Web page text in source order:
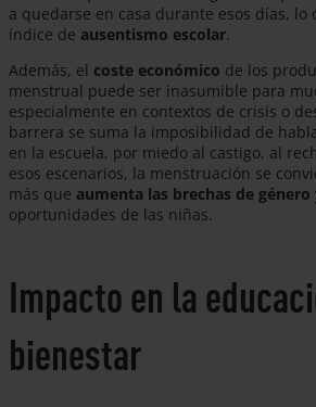
a quedarse en casa durante esos días, lo
índice de ausentismo escolar.
Además, el coste económico de los
menstrual puede ser inasumible para
especialmente en contextos de crisis o
barrera se suma la imposibilidad de
en la escuela, por miedo al castigo, al
esos escenarios, la menstruación se
más que aumenta las brechas de género
oportunidades de las niñas.
Impacto en la
bienestar